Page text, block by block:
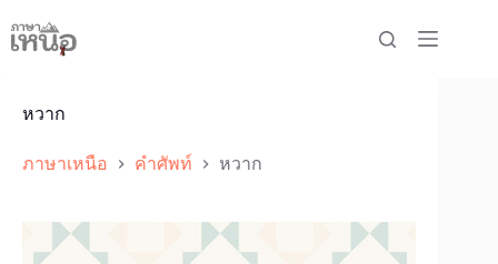
to
content
หวาก
ภาษาเหนือ คำศัพท์ หวาก